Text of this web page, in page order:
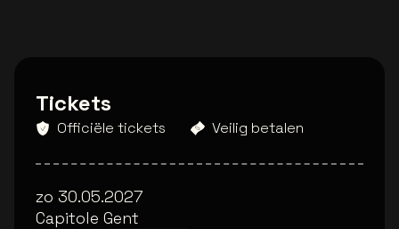
Tickets
Officiële tickets Veilig betalen
zo 30.05.2027
Capitole Gent